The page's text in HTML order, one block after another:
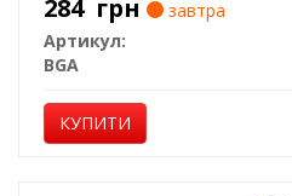
284 грн
завтра
Артикул:
BGA
КУПИТИ